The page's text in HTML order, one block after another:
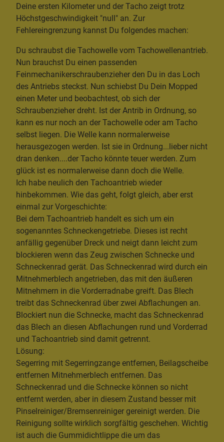
Deine ersten Kilometer und der Tacho zeigt trotz
Höchstgeschwindigkeit "null" an. Zur
Fehlereingrenzung kannst Du folgendes machen:
Du schraubst die Tachowelle vom Tachowellenantrieb.
Nun brauchst Du einen passenden
Feinmechanikerschraubenzieher den Du in das Loch
des Antriebs steckst. Nun schiebst Du Dein Mopped
einen Meter und beobachtest, ob sich der
Schraubenzieher dreht. Ist der Antrib in Ordnung, so
kann es nur noch an der Tachowelle oder am Tacho
selbst liegen. Die Welle kann normalerweise
herausgezogen werden. Ist sie in Ordnung...lieber nicht
dran denken....der Tacho könnte teuer werden. Zum
glück ist es normalerweise dann doch die Welle.
Ich habe neulich den Tachoantrieb wieder
hinbekommen. Wie das geht, folgt gleich, aber erst
einmal zur Vorgeschichte:
Bei dem Tachoantrieb handelt es sich um ein
sogenanntes Schneckengetriebe. Dieses ist recht
anfällig gegenüber Dreck und neigt dann leicht zum
blockieren wenn das Zeug zwischen Schnecke und
Schneckenrad gerät. Das Schneckenrad wird durch ein
Mitnehmerblech angetrieben, das mit den äußeren
Mitnehmern in die Vorderradnabe greift. Das Blech
treibt das Schneckenrad über zwei Abflachungen an.
Blockiert nun die Schnecke, macht das Schneckenrad
das Blech an diesen Abflachungen rund und Vorderrad
und Tachoantrieb sind damit getrennt.
Lösung:
Segerring mit Segerringzange entfernen, Beilagscheibe
entfernen Mitnehmerblech entfernen. Das
Schneckenrad und die Schnecke können so nicht
entfernt werden, aber in diesem Zustand besser mit
Pinselreiniger/Bremsenreiniger gereinigt werden. Die
Reinigung sollte wirklich sorgfältig geschehen. Wichtig
ist auch die Gummidichtlippe die um das